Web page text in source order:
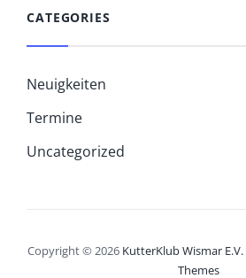
CATEGORIES
Neuigkeiten
Termine
Uncategorized
Copyright © 2026 KutterKlub Wismar E.V.
Themes